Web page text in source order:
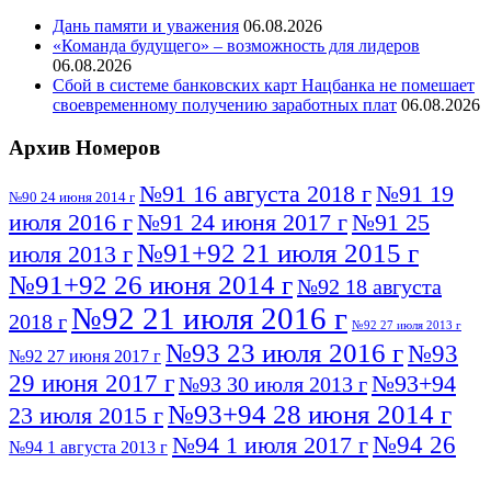
Дань памяти и уважения 06.08.2026
«Команда будущего» – возможность для лидеров
06.08.2026
Сбой в системе банковских карт Нацбанка не помешает
своевременному получению заработных плат 06.08.2026
Архив Номеров
№90 24 июня 2014 г №91 16 августа 2018 г№91 19
июля 2016 г№91 24 июня 2017 г№91 25
июля 2013 г№91+92 21 июля 2015 г
№91+92 26 июня 2014 г№92 18 августа
2018 г№92 21 июля 2016 г №92 27 июля 2013 г
№92 27 июня 2017 г №93 23 июля 2016 г№93
29 июня 2017 г№93 30 июля 2013 г№93+94
23 июля 2015 г№93+94 28 июня 2014 г
№94 1 августа 2013 г №94 1 июля 2017 г№94 26